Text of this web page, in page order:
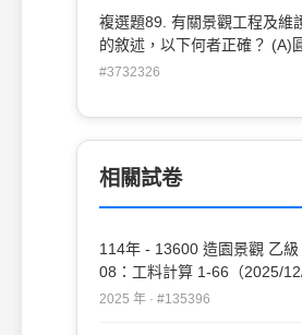
為宜 。
複選題89. 有關景觀工程及維
的敘述，以下何者正確？ (A)
挖掘土壤 (B)平鏟除挖掘外，
替平土器，用以整平地型 (D)
條，宜使用剪定鋏或手鋸 。
#3732326
相關試卷
114年 - 13600 造園景觀 乙級
08：工料計算 1-66（2025/
#135396
2025 年 · #135396